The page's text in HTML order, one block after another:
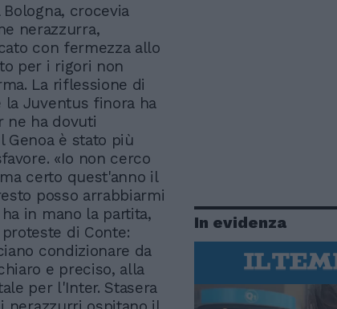
crocevia
nerazzurra,
con fermezza allo
per i rigori non
La riflessione di
la Juventus finora ha
ne ha dovuti
Genoa è stato più
«Io non cerco
certo quest'anno il
posso arrabbiarmi
in mano la partita,
di Conte:
condizionare da
e preciso, alla
per l'Inter. Stasera
In evidenza